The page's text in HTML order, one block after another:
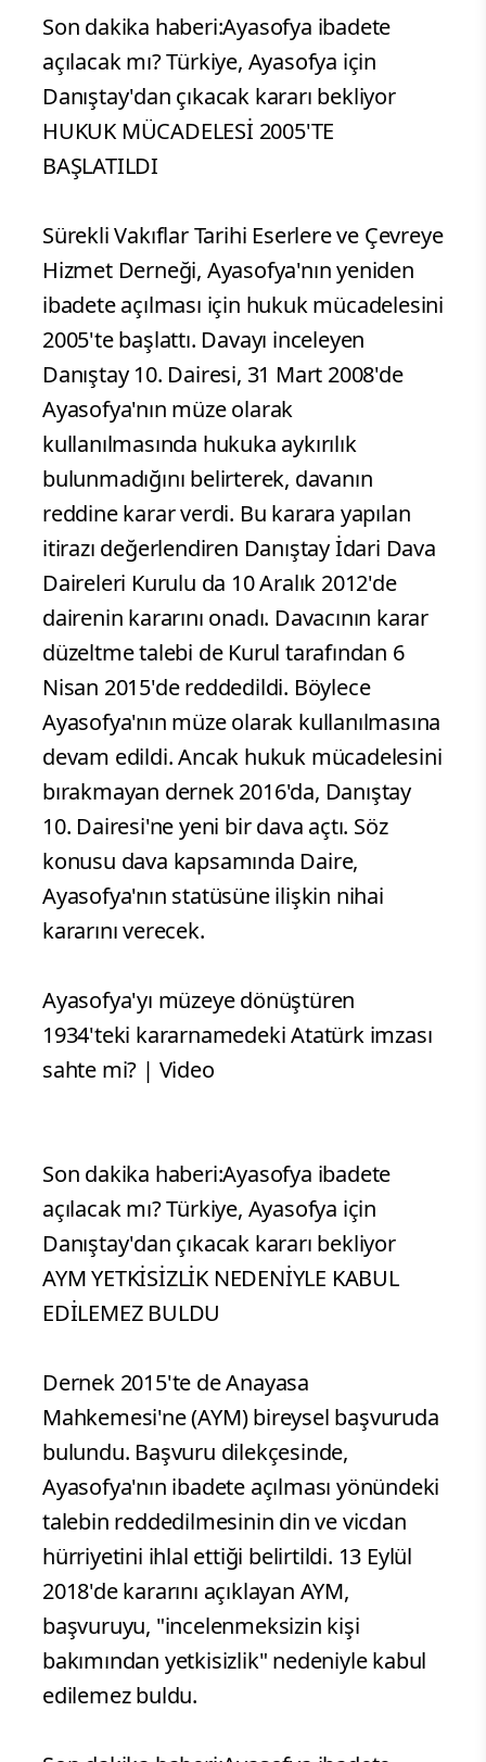
Son dakika haberi:Ayasofya ibadete
açılacak mı? Türkiye, Ayasofya için
Danıştay'dan çıkacak kararı bekliyor
HUKUK MÜCADELESİ 2005'TE
BAŞLATILDI
Sürekli Vakıflar Tarihi Eserlere ve Çevreye
Hizmet Derneği, Ayasofya'nın yeniden
ibadete açılması için hukuk mücadelesini
2005'te başlattı. Davayı inceleyen
Danıştay 10. Dairesi, 31 Mart 2008'de
Ayasofya'nın müze olarak
kullanılmasında hukuka aykırılık
bulunmadığını belirterek, davanın
reddine karar verdi. Bu karara yapılan
itirazı değerlendiren Danıştay İdari Dava
Daireleri Kurulu da 10 Aralık 2012'de
dairenin kararını onadı. Davacının karar
düzeltme talebi de Kurul tarafından 6
Nisan 2015'de reddedildi. Böylece
Ayasofya'nın müze olarak kullanılmasına
devam edildi. Ancak hukuk mücadelesini
bırakmayan dernek 2016'da, Danıştay
10. Dairesi'ne yeni bir dava açtı. Söz
konusu dava kapsamında Daire,
Ayasofya'nın statüsüne ilişkin nihai
kararını verecek.
Ayasofya'yı müzeye dönüştüren
1934'teki kararnamedeki Atatürk imzası
sahte mi? | Video
Son dakika haberi:Ayasofya ibadete
açılacak mı? Türkiye, Ayasofya için
Danıştay'dan çıkacak kararı bekliyor
AYM YETKİSİZLİK NEDENİYLE KABUL
EDİLEMEZ BULDU
Dernek 2015'te de Anayasa
Mahkemesi'ne (AYM) bireysel başvuruda
bulundu. Başvuru dilekçesinde,
Ayasofya'nın ibadete açılması yönündeki
talebin reddedilmesinin din ve vicdan
hürriyetini ihlal ettiği belirtildi. 13 Eylül
2018'de kararını açıklayan AYM,
başvuruyu, "incelenmeksizin kişi
bakımından yetkisizlik" nedeniyle kabul
edilemez buldu.